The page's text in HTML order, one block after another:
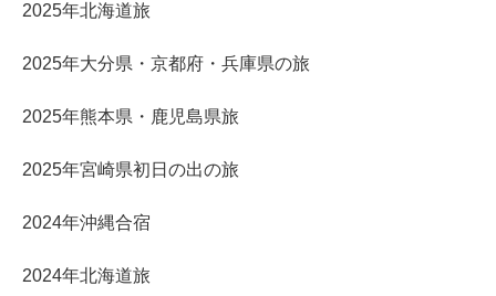
2025年北海道旅
2025年大分県・京都府・兵庫県の旅
2025年熊本県・鹿児島県旅
2025年宮崎県初日の出の旅
2024年沖縄合宿
2024年北海道旅